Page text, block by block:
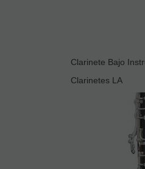
Clarinete Bajo
Clarinetes LA